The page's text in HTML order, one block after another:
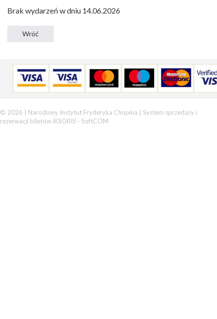
Brak wydarzeń w dniu 14.06.2026
© 2026 | Narodowy Instytut Fryderyka Chopina | System sprzedaży i
rezerwacji biletów iKSORIS - SoftCOM